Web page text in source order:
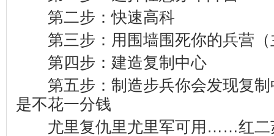
第二步：快速高科
第三步：用围墙围死你的兵营（
第四步：建造复制中心
第五步：制造步兵你会发现复制
是不花一分钱
尤里复仇里尤里军可用……红二